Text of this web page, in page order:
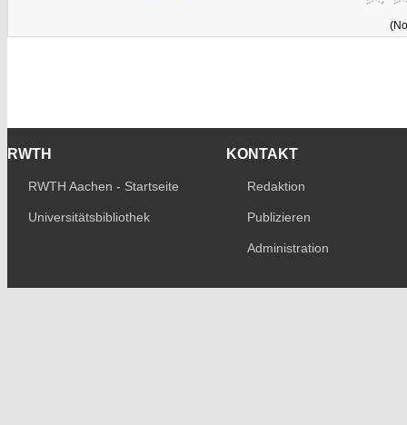
RWTH
RWTH Aachen - Startseite
Universitätsbibliothek
KONTAKT
Redaktion
Publizieren
Administration